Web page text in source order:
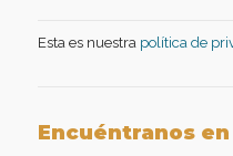
Esta es nuestra política de
Encuéntranos